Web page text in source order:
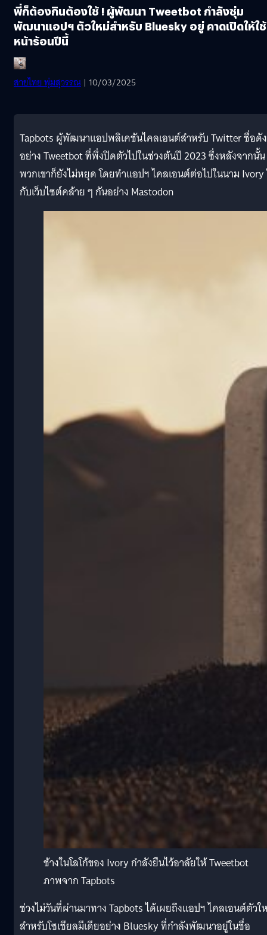
พี่ก็ต้องกินต้องใช้ ! ผู้พัฒนา Tweetbot กำลังซุ่ม
พัฒนาแอปฯ ตัวใหม่สำหรับ Bluesky อยู่ คาดเปิดให้ใช้
หน้าร้อนปีนี้
สายไทย พุ่มสุวรรณ | 10/03/2025
Tapbots ผู้พัฒนาแอปพลิเคชันไคลเอนต์สำหรับ Twitter ชื่อดัง
อย่าง Tweetbot ที่พึ่งปิดตัวไปในช่วงต้นปี 2023 ซึ่งหลังจากนั้น
พวกเขาก็ยังไม่หยุด โดยทำแอปฯ ไคลเอนต์ต่อไปในนาม Ivory
กับเว็บไซต์คล้าย ๆ กันอย่าง Mastodon
ช้างในโลโก้ของ Ivory กำลังยืนไว้อาลัยให้ Tweetbot
ภาพจาก Tapbots
ช่วงไม่วันที่ผ่านมาทาง Tapbots ได้เผยถึงแอปฯ ไคลเอนต์ตัวใ
สำหรับโซเชียลมีเดียอย่าง Bluesky ที่กำลังพัฒนาอยู่ในชื่อ